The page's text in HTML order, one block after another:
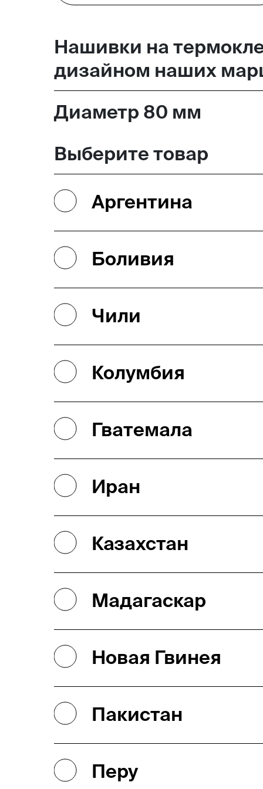
Большая Новодмитровская,
вход 10, 3 этаж, КП «Дизайн
Нашивки на
дизайном наших
Диаметр 80 мм
Выберите товар
Аргентина
Боливия
Чили
Колумбия
Гватемала
Иран
Казахстан
Мадагаскар
Новая Гвинея
Пакистан
Перу